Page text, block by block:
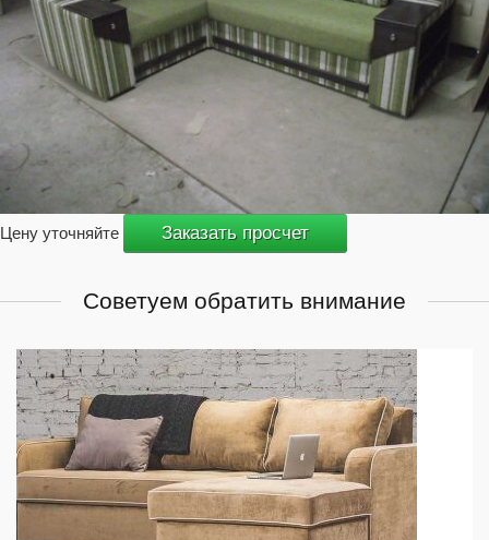
Цену уточняйте Заказать просчет
Советуем обратить внимание